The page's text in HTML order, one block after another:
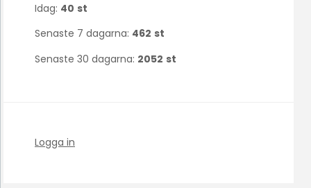
Idag: 40 st
Senaste 7 dagarna: 462 st
Senaste 30 dagarna: 2052 st
Logga in